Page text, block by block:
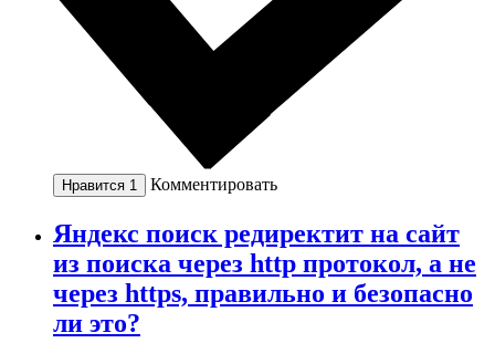
Нравится 1 Комментировать
Яндекс поиск редиректит на сайт
из поиска через http протокол, а не
через https, правильно и безопасно
ли это?